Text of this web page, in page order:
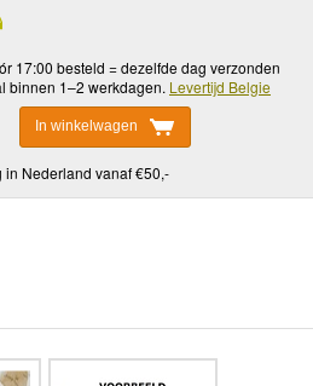
17:00 besteld = dezelfde dag verzonden
binnen 1–2 werkdagen. Levertijd Belgie
In winkelwagen
in Nederland vanaf €50,-